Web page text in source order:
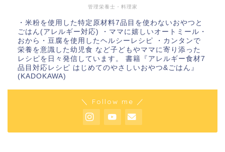
管理栄養士・料理家
・米粉を使用した特定原材料7品目を使わないおやつと
ごはん(アレルギー対応) ・ママに嬉しいオートミール・
おから・豆腐を使用したヘルシーレシピ ・カンタンで
栄養を意識した幼児食 など子どもやママに寄り添った
レシピを日々発信しています。 書籍『アレルギー食材7
品目対応レシピ はじめてのやさしいおやつ&ごはん』
(KADOKAWA)
＼ Follow me ／